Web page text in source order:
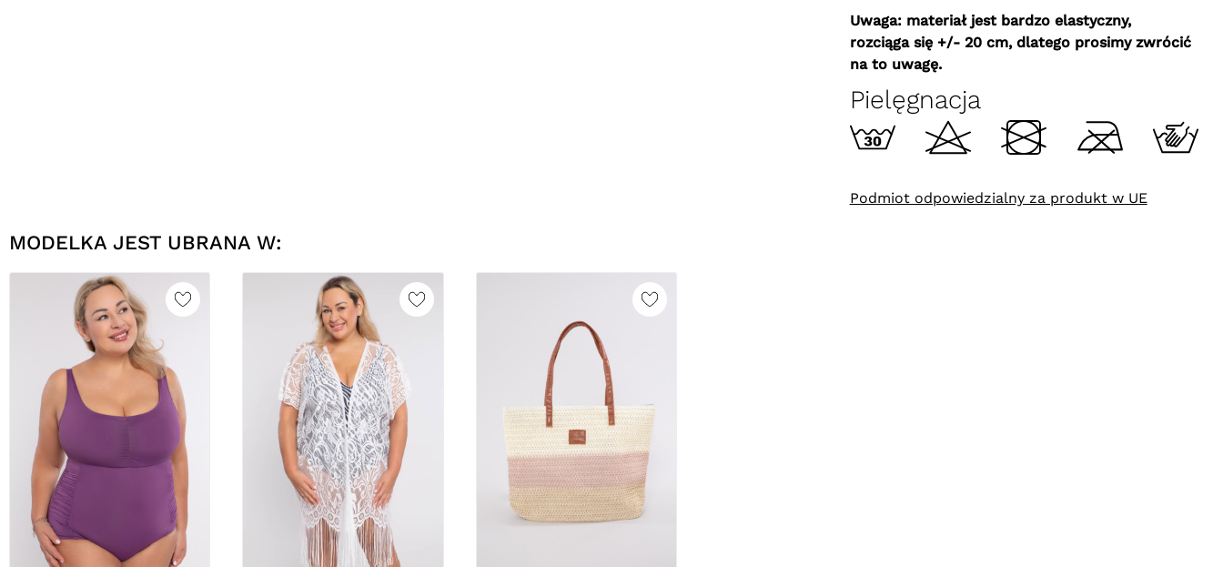
Uwaga: materiał jest bardzo elastyczny,
rozciąga się +/- 20 cm, dlatego prosimy zwrócić
na to uwagę.
Pielęgnacja
Podmiot odpowiedzialny za produkt w UE
MODELKA JEST UBRANA W: